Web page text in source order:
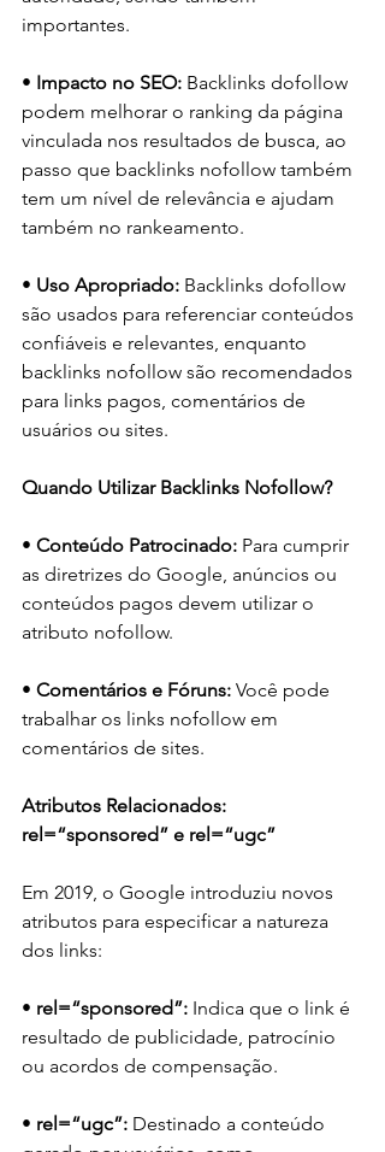
importantes.
• Impacto no SEO: Backlinks dofollow
podem melhorar o ranking da página
vinculada nos resultados de busca, ao
passo que backlinks nofollow também
tem um nível de relevância e ajudam
também no rankeamento.
• Uso Apropriado: Backlinks dofollow
são usados para referenciar conteúdos
confiáveis e relevantes, enquanto
backlinks nofollow são recomendados
para links pagos, comentários de
usuários ou sites.
Quando Utilizar Backlinks Nofollow?
• Conteúdo Patrocinado: Para cumprir
as diretrizes do Google, anúncios ou
conteúdos pagos devem utilizar o
atributo nofollow.
• Comentários e Fóruns: Você pode
trabalhar os links nofollow em
comentários de sites.
Atributos Relacionados:
rel=“sponsored” e rel=“ugc”
Em 2019, o Google introduziu novos
atributos para especificar a natureza
dos links:
• rel=“sponsored”: Indica que o link é
resultado de publicidade, patrocínio
ou acordos de compensação.
• rel=“ugc”: Destinado a conteúdo